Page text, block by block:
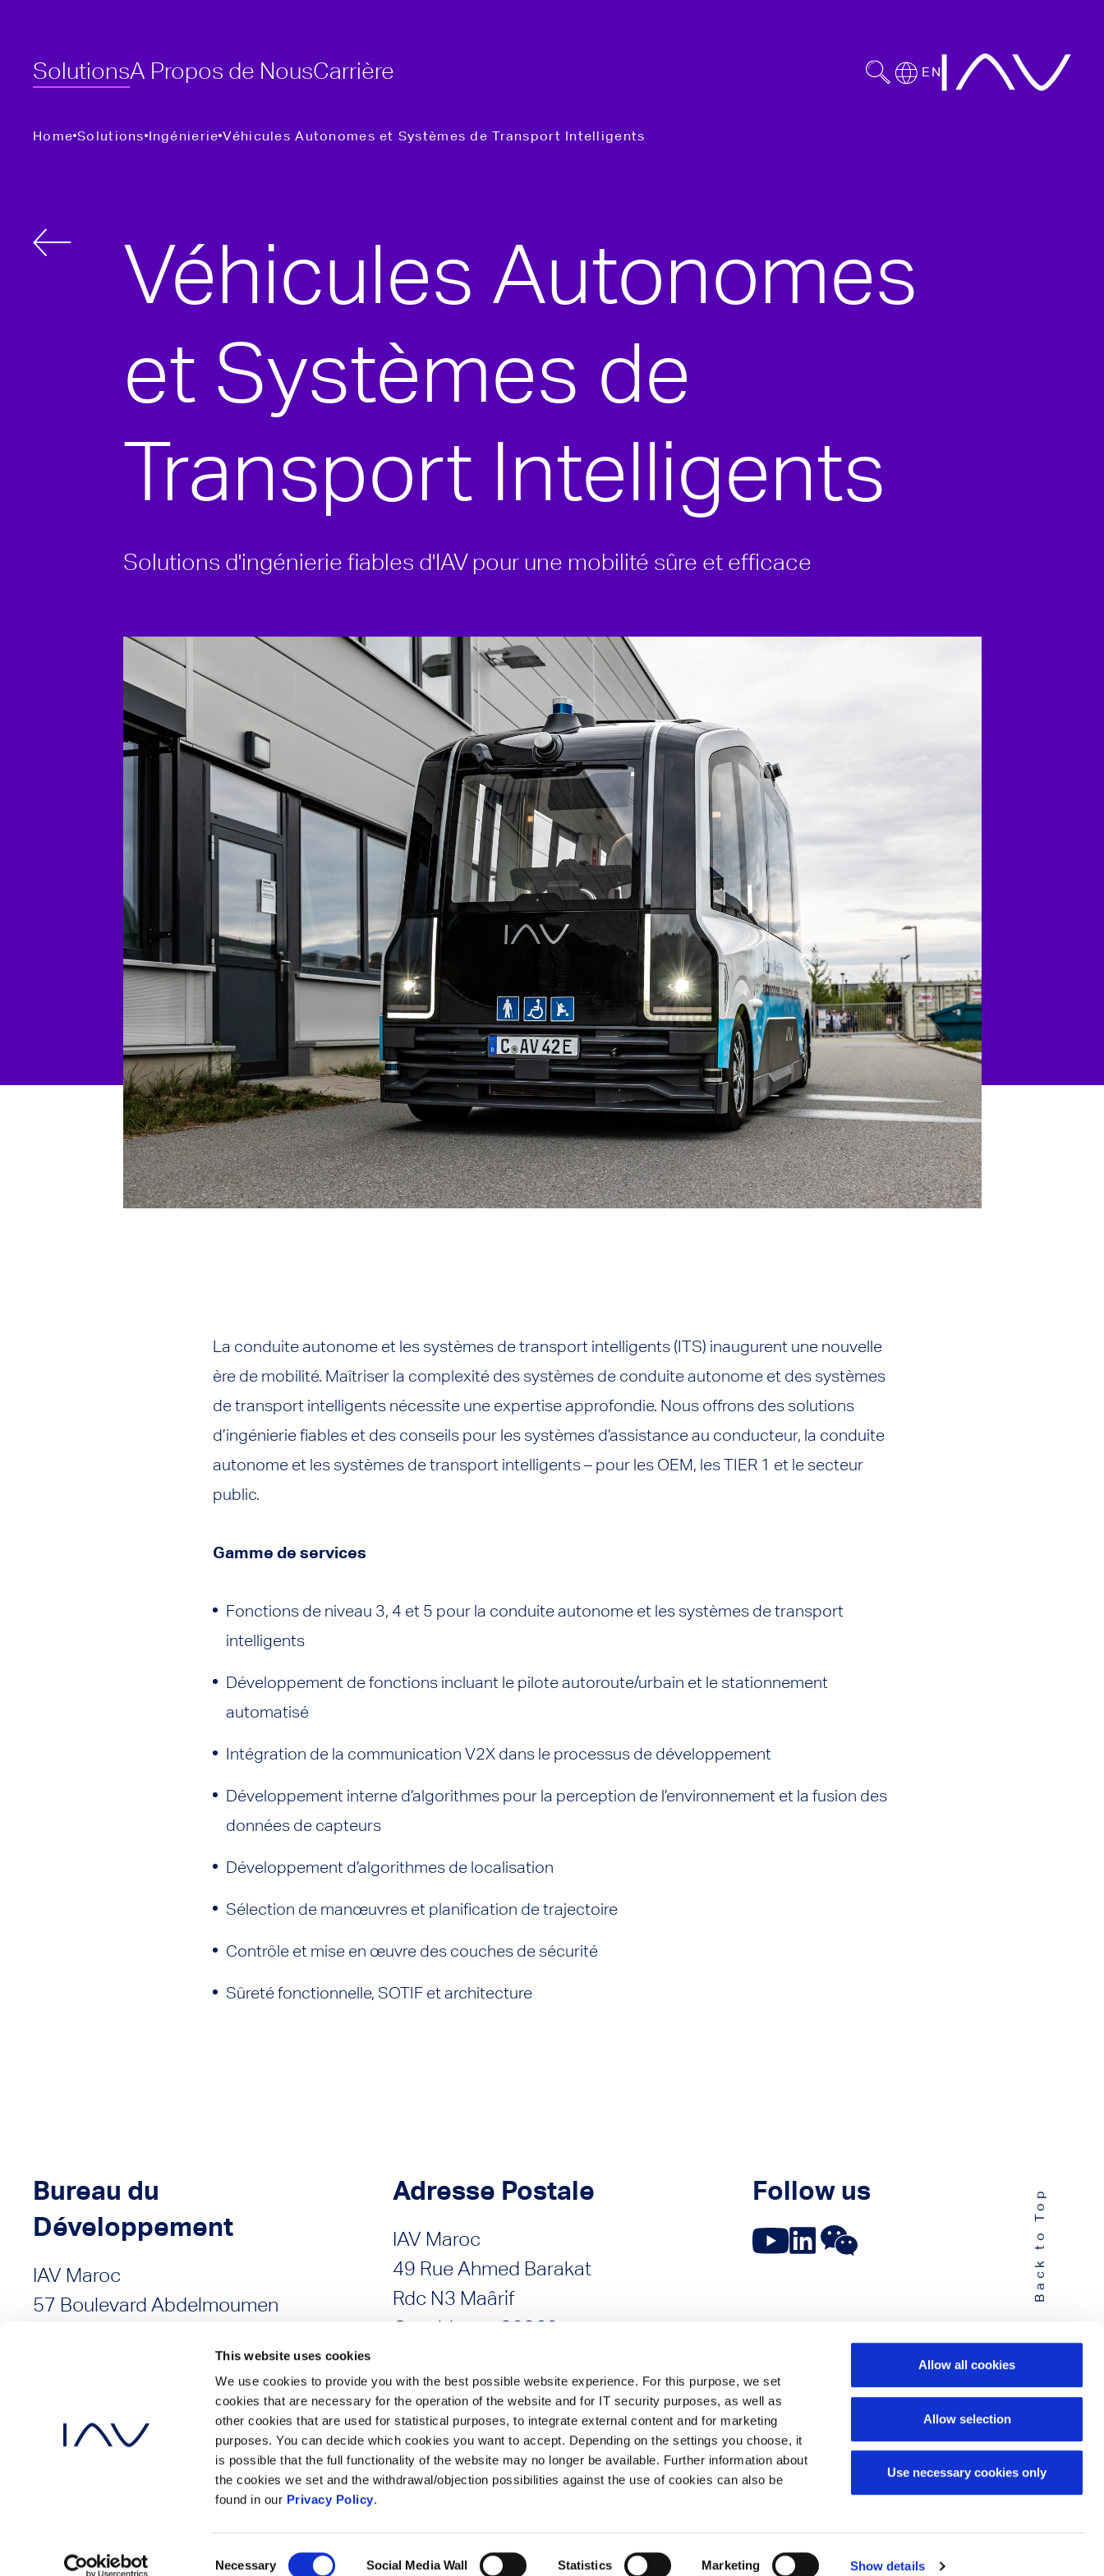
This website uses cookies
We use cookies to provide you with the best possible website experience. For this purpose, we set
cookies that are necessary for the operation of the website and for IT security purposes, as well as
other cookies that are used for statistical purposes, to integrate external content and for marketing
purposes. You can decide which cookies you want to accept. Depending on the settings you choose, it
is possible that the full functionality of the website may no longer be available. Further information about
the cookies we set and the withdrawal/objection possibilities against the use of cookies can also be
found in our Privacy Policy.
Necessary Social Media Wall Statistics Marketing Show details
Allow all cookies
Allow selection
Use necessary cookies only
SolutionsA Propos de NousCarrière EN
Home Solutions Ingénierie Véhicules Autonomes et Systèmes de Transport Intelligents
Véhicules Autonomes
et Systèmes de
Transport Intelligents
Solutions d'ingénierie fiables d'IAV pour une mobilité sûre et efficace
La conduite autonome et les systèmes de transport intelligents (ITS) inaugurent une nouvelle
ère de mobilité. Maîtriser la complexité des systèmes de conduite autonome et des systèmes
de transport intelligents nécessite une expertise approfondie. Nous offrons des solutions
d’ingénierie fiables et des conseils pour les systèmes d’assistance au conducteur, la conduite
autonome et les systèmes de transport intelligents – pour les OEM, les TIER 1 et le secteur
public.
Gamme de services
Fonctions de niveau 3, 4 et 5 pour la conduite autonome et les systèmes de transport
intelligents
Développement de fonctions incluant le pilote autoroute/urbain et le stationnement
automatisé
Intégration de la communication V2X dans le processus de développement
Développement interne d’algorithmes pour la perception de l’environnement et la fusion des
données de capteurs
Développement d’algorithmes de localisation
Sélection de manœuvres et planification de trajectoire
Contrôle et mise en œuvre des couches de sécurité
Sûreté fonctionnelle, SOTIF et architecture
Bureau du
Développement
IAV Maroc
57 Boulevard Abdelmoumen
1er Étage, Appartement A3
2ème Étage, Appartement A8
Casablanca 20360
Adresse Postale
IAV Maroc
49 Rue Ahmed Barakat
Rdc N3 Maârif
Casablanca 20360
Follow us
Protection des DonnéesContact
Back to Top